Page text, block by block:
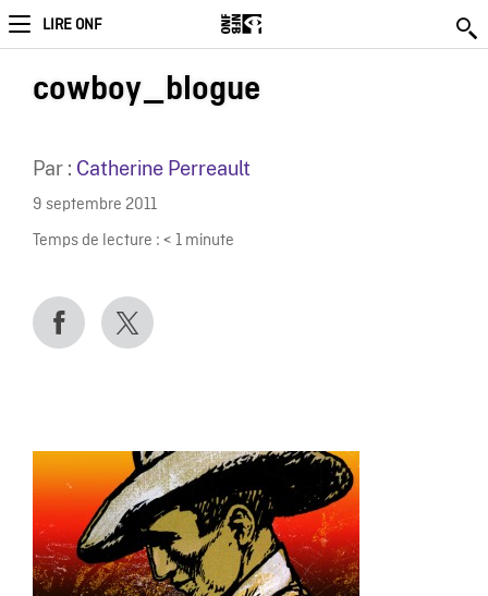
LIRE ONF
cowboy_blogue
Par : Catherine Perreault
9 septembre 2011
Temps de lecture : < 1 minute